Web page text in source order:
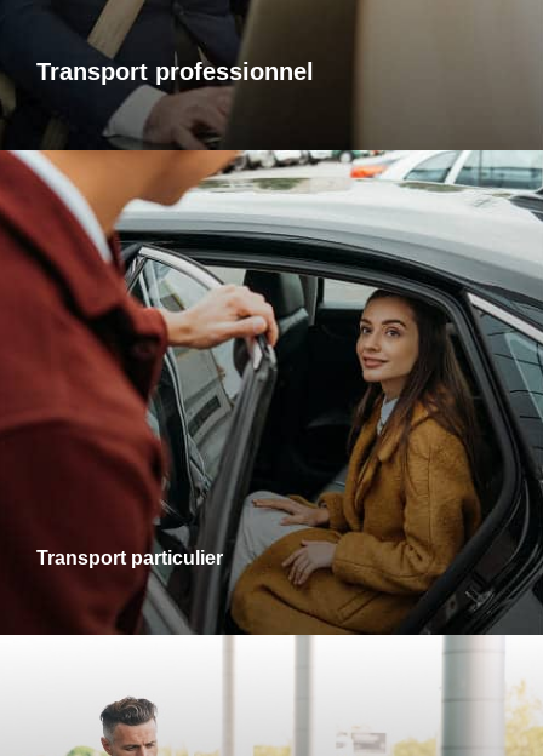
Transport professionnel
Transport particulier
Transports particuliers
Que ce soit pour une sortie en ville, une visite chez des
proches ou un rendez-vous personnel, je vous accompagne
dans tous vos trajets avec fiabilité et confort. Profitez d’un
service adapté à vos besoins, alliant ponctualité et
disponibilité.